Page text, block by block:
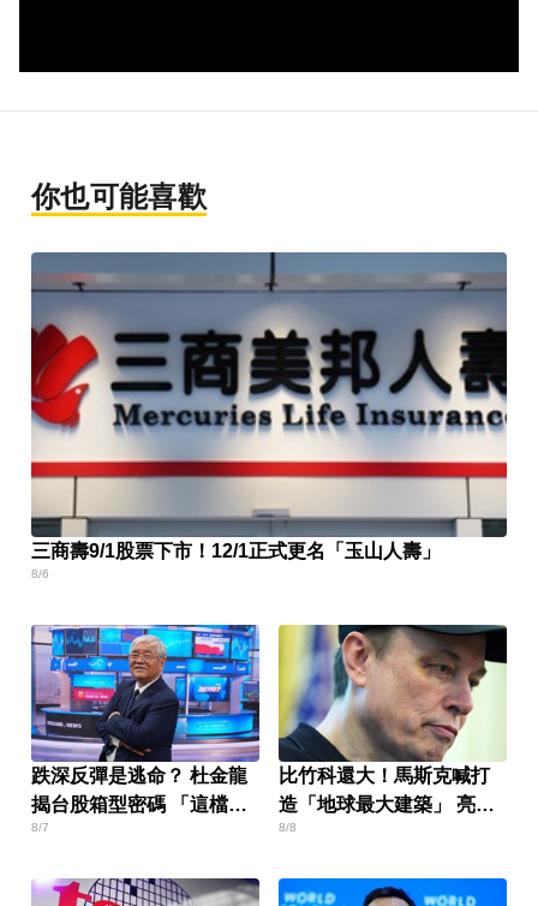
你也可能喜歡
三商壽9/1股票下市！12/1正式更名「玉山人壽」
8/6
跌深反彈是逃命？ 杜金龍
揭台股箱型密碼 「這檔」
手腳要快
8/7
比竹科還大！馬斯克喊打
造「地球最大建築」 亮點
一次看
8/8